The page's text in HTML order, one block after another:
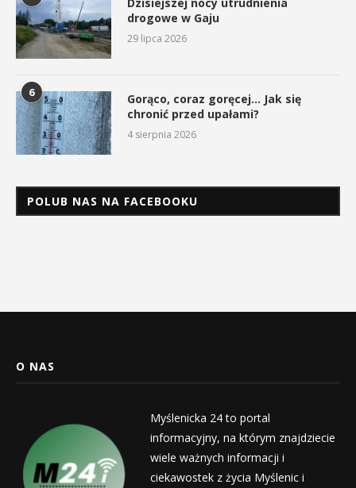
Dzisiejszej nocy utrudnienia
drogowe w Gaju
29 lipca 2026
6
Gorąco, coraz goręcej… Jak się
chronić przed upałami?
4 sierpnia 2026
POLUB NAS NA FACEBOOKU
O NAS
Myślenicka 24 to portal
informacyjny, na którym znajdziecie
wiele ważnych informacji i
ciekawostek z życia Myślenic i